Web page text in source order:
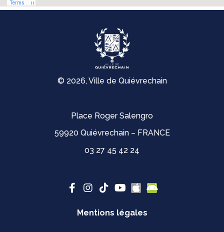
© 2026, Ville de Quiévrechain
Place Roger Salengro
59920 Quiévrechain – FRANCE
03 27 45 42 24
Mentions légales